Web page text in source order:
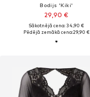
Bodijs 'Kiki'
29,90 €
Sākotnējā cena: 34,90 €
Pēdējā zemākā cena:29,90 €